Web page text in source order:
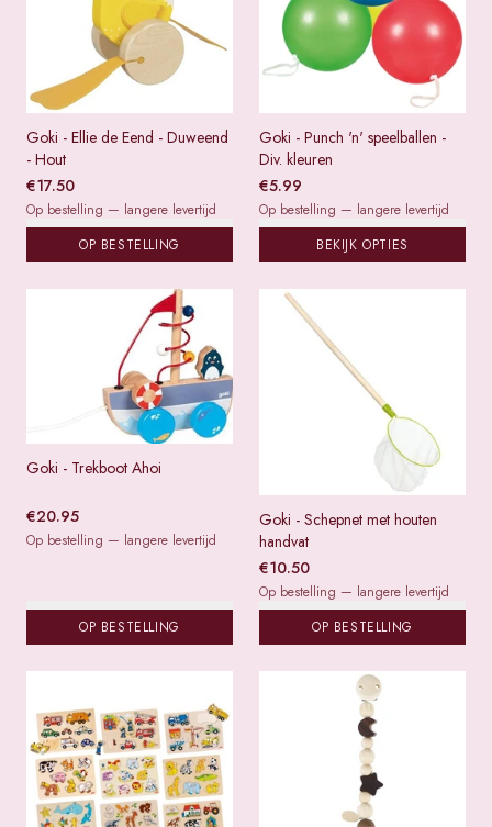
Goki - Ellie de Eend - Duweend
- Hout
€17.50
Op bestelling — langere levertijd
OP BESTELLING
Goki - Punch 'n' speelballen -
Div. kleuren
€5.99
Op bestelling — langere levertijd
BEKIJK OPTIES
Goki - Trekboot Ahoi
€20.95
Op bestelling — langere levertijd
OP BESTELLING
Goki - Schepnet met houten
handvat
€10.50
Op bestelling — langere levertijd
OP BESTELLING